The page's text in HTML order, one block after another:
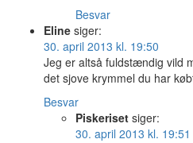
Besvar
Eline siger:
30. april 2013 kl. 19:50
Jeg er altså fuldstændig vild
det sjove krymmel du har
Besvar
Piskeriset siger:
30. april 2013 kl. 19:51